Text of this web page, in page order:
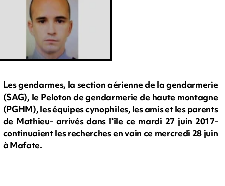
Les gendarmes, la section aérienne de la gendarmerie
(SAG), le Peloton de gendarmerie de haute montagne
(PGHM), les équipes cynophiles, les amis et les parents
de Mathieu- arrivés dans l'île ce mardi 27 juin 2017-
continuaient les recherches en vain ce mercredi 28 juin
à Mafate.